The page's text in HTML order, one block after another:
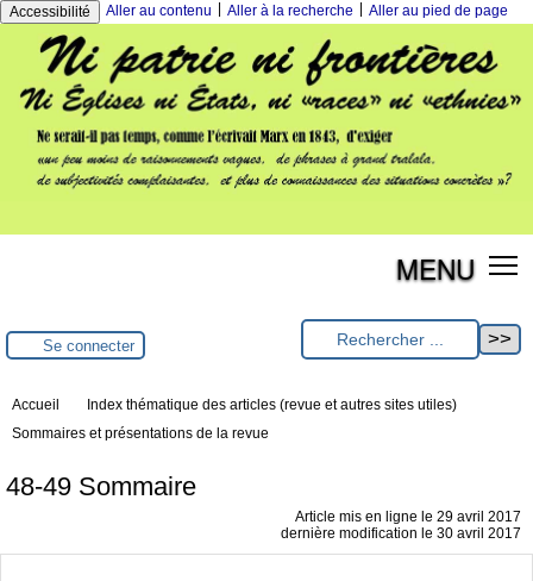
Accessibilité Aller au contenu Aller à la recherche Aller au pied de page
MENU
Se connecter
Accueil
Index thématique des articles (revue et autres sites utiles)
Sommaires et présentations de la revue
48-49 Sommaire
Article mis en ligne le 29 avril 2017
dernière modification le 30 avril 2017